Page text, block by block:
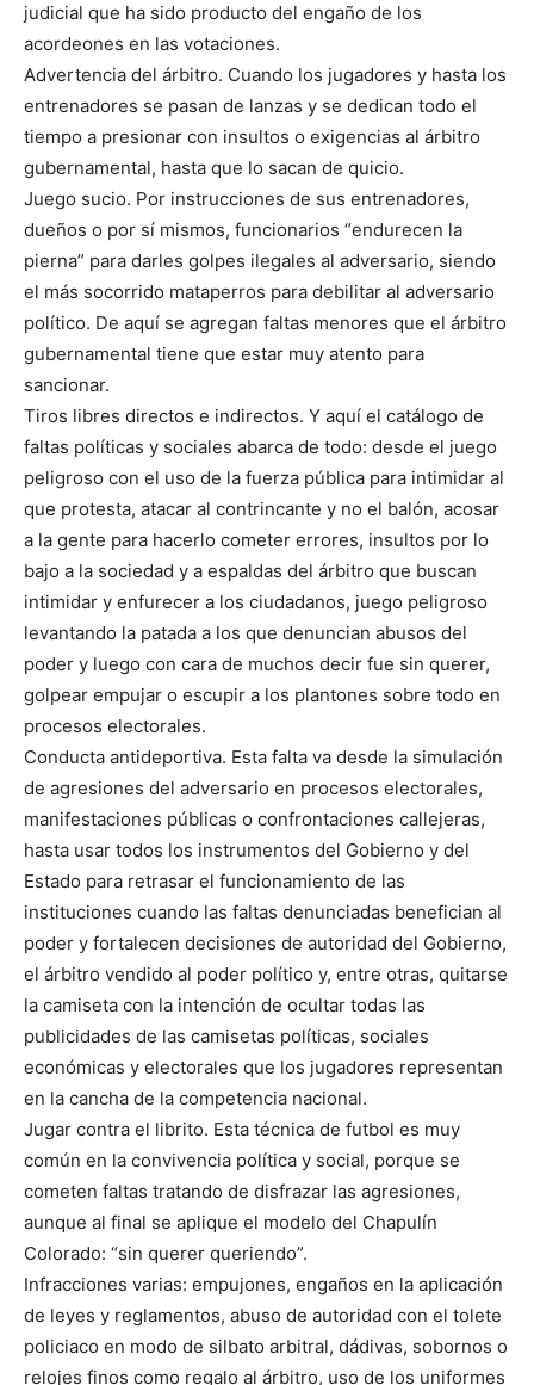
judicial que ha sido producto del engaño de los
acordeones en las votaciones.
Advertencia del árbitro. Cuando los jugadores y hasta los
entrenadores se pasan de lanzas y se dedican todo el
tiempo a presionar con insultos o exigencias al árbitro
gubernamental, hasta que lo sacan de quicio.
Juego sucio. Por instrucciones de sus entrenadores,
dueños o por sí mismos, funcionarios “endurecen la
pierna” para darles golpes ilegales al adversario, siendo
el más socorrido mataperros para debilitar al adversario
político. De aquí se agregan faltas menores que el árbitro
gubernamental tiene que estar muy atento para
sancionar.
Tiros libres directos e indirectos. Y aquí el catálogo de
faltas políticas y sociales abarca de todo: desde el juego
peligroso con el uso de la fuerza pública para intimidar al
que protesta, atacar al contrincante y no el balón, acosar
a la gente para hacerlo cometer errores, insultos por lo
bajo a la sociedad y a espaldas del árbitro que buscan
intimidar y enfurecer a los ciudadanos, juego peligroso
levantando la patada a los que denuncian abusos del
poder y luego con cara de muchos decir fue sin querer,
golpear empujar o escupir a los plantones sobre todo en
procesos electorales.
Conducta antideportiva. Esta falta va desde la simulación
de agresiones del adversario en procesos electorales,
manifestaciones públicas o confrontaciones callejeras,
hasta usar todos los instrumentos del Gobierno y del
Estado para retrasar el funcionamiento de las
instituciones cuando las faltas denunciadas benefician al
poder y fortalecen decisiones de autoridad del Gobierno,
el árbitro vendido al poder político y, entre otras, quitarse
la camiseta con la intención de ocultar todas las
publicidades de las camisetas políticas, sociales
económicas y electorales que los jugadores representan
en la cancha de la competencia nacional.
Jugar contra el librito. Esta técnica de futbol es muy
común en la convivencia política y social, porque se
cometen faltas tratando de disfrazar las agresiones,
aunque al final se aplique el modelo del Chapulín
Colorado: “sin querer queriendo”.
Infracciones varias: empujones, engaños en la aplicación
de leyes y reglamentos, abuso de autoridad con el tolete
policiaco en modo de silbato arbitral, dádivas, sobornos o
relojes finos como regalo al árbitro, uso de los uniformes